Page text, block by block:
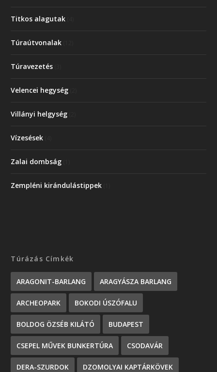
Titkos alagutak
Túraútvonalak
Túravezetés
Velencei hegység
Villányi helgység
Vízesések
Zalai dombság
Zempléni kirándulástippek
Túrázás Címkék
ARAGONIT-BARLANG ARAGYÁSZA BARLANG
ARCHEOPARK BOKODI ÚSZÓFALU
BOLDOG ÖZSÉB KILÁTÓ BUDAPEST
CSEPEL MŰVEK BUNKERTÚRA CSODAVÁR
DERA-SZURDOK DZOMOLYAI KAPTÁRKÖVEK